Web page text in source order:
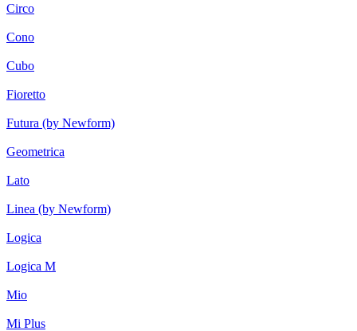
Circo
Cono
Cubo
Fioretto
Futura (by Newform)
Geometrica
Lato
Linea (by Newform)
Logica
Logica M
Mio
Mi Plus